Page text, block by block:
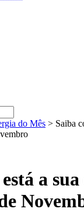
do Mês > Saiba
a